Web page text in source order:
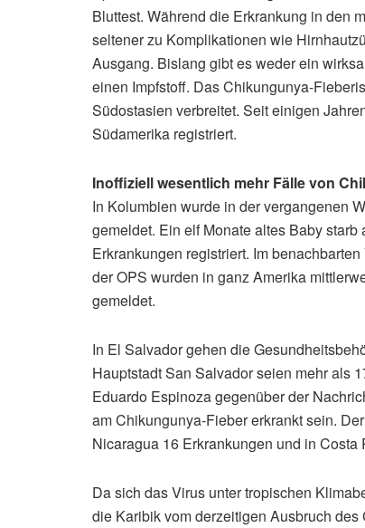
Bluttest. Während die Erkrankung in den
seltener zu Komplikationen wie
Ausgang. Bislang gibt es weder ein
einen Impfstoff. Das Chikungunya-
Südostasien verbreitet. Seit einigen
Südamerika registriert.
Inoffiziell wesentlich mehr Fälle von
In Kolumbien wurde in der vergangenen
gemeldet. Ein elf Monate altes Baby
Erkrankungen registriert. Im
der OPS wurden in ganz Amerika
gemeldet.
In El Salvador gehen die
Hauptstadt San Salvador seien mehr als
Eduardo Espinoza gegenüber der
am Chikungunya-Fieber erkrankt sein.
Nicaragua 16 Erkrankungen und in
Da sich das Virus unter tropischen
die Karibik vom derzeitigen Ausbruch